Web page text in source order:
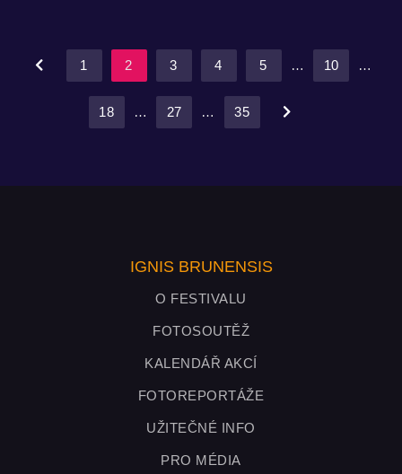
1 2 3 4 5 … 10 …
18 … 27 … 35
IGNIS BRUNENSIS
O FESTIVALU
FOTOSOUTĚŽ
KALENDÁŘ AKCÍ
FOTOREPORTÁŽE
UŽITEČNÉ INFO
PRO MÉDIA